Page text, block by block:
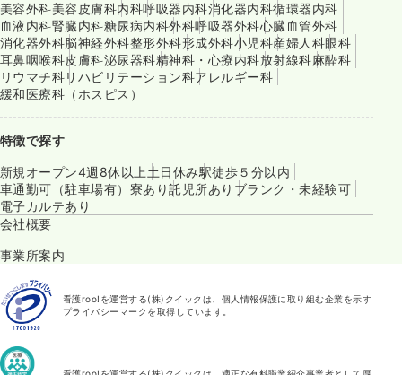
美容外科美容皮膚科内科呼吸器内科消化器内科循環器内科
血液内科腎臓内科糖尿病内科外科呼吸器外科心臓血管外科
消化器外科脳神経外科整形外科形成外科小児科産婦人科眼科
耳鼻咽喉科皮膚科泌尿器科精神科・心療内科放射線科麻酔科
リウマチ科リハビリテーション科アレルギー科
緩和医療科（ホスピス）
特徴で探す
新規オープン4週8休以上 土日休み駅徒歩５分以内
車通勤可（駐車場有） 寮あり託児所あり ブランク・未経験可
電子カルテあり
会社概要
事業所案内
看護roo!を運営する(株)クイックは、個人情報保護に取り組む企業を示す
プライバシーマークを取得しています。